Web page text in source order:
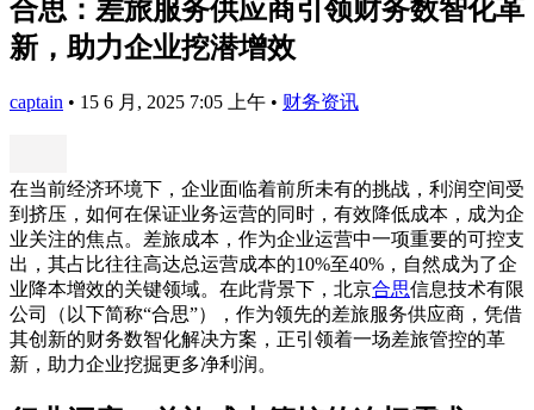
合思：差旅服务供应商引领财务数智化革
新，助力企业挖潜增效
captain • 15 6 月, 2025 7:05 上午 • 财务资讯
在当前经济环境下，企业面临着前所未有的挑战，利润空间受
到挤压，如何在保证业务运营的同时，有效降低成本，成为企
业关注的焦点。差旅成本，作为企业运营中一项重要的可控支
出，其占比往往高达总运营成本的10%至40%，自然成为了企
业降本增效的关键领域。在此背景下，北京合思信息技术有限
公司（以下简称“合思”），作为领先的差旅服务供应商，凭借
其创新的财务数智化解决方案，正引领着一场差旅管控的革
新，助力企业挖掘更多净利润。